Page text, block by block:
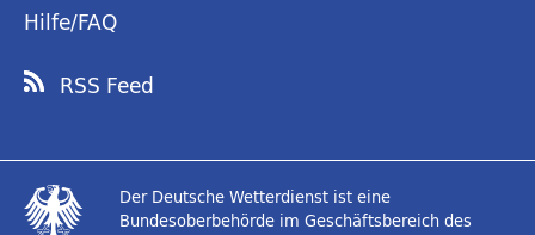
Hilfe/FAQ
RSS Feed
Der Deutsche Wetterdienst ist eine
Bundesoberbehörde im Geschäftsbereich des